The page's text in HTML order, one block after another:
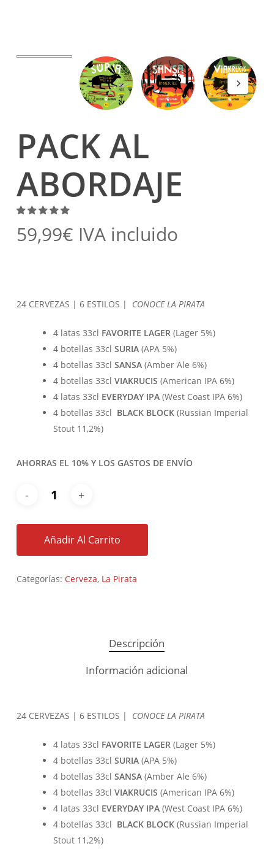
PACK AL
ABORDAJE
59,99€ IVA incluido
24 CERVEZAS | 6 ESTILOS | CONOCE LA PIRATA
4 latas 33cl FAVORITE LAGER(Lager 5%)
4 botellas 33cl SURIA(APA 5%)
4 botellas 33cl SANSA(Amber Ale 6%)
4 botellas 33cl VIAKRUCIS (American IPA 6%)
4 latas 33cl EVERYDAY IPA(West Coast IPA 6%)
4 botellas 33cl BLACK BLOCK(Russian Imperial
Stout 11,2%)
AHORRAS EL 10% Y LOS GASTOS DE ENVÍO
Añadir Al Carrito
Categorías: Cerveza, La Pirata
Descripción
Información adicional
24 CERVEZAS | 6 ESTILOS | CONOCE LA PIRATA
4 latas 33cl FAVORITE LAGER(Lager 5%)
4 botellas 33cl SURIA(APA 5%)
4 botellas 33cl SANSA(Amber Ale 6%)
4 botellas 33cl VIAKRUCIS (American IPA 6%)
4 latas 33cl EVERYDAY IPA(West Coast IPA 6%)
4 botellas 33cl BLACK BLOCK(Russian Imperial
Stout 11,2%)